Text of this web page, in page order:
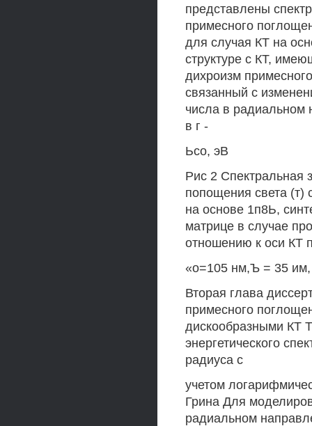
представлены
примесного
для случая КТ на
структуре с КТ,
дихроизм
связанный с
числа в радиальном
в г -
Ьсо, эВ
Рис 2 Спектральная
попощения света
на основе 1п8Ь,
матрице в случае
отношению к оси КТ
«о=105 нм,Ъ = 35
Вторая глава
примесного
дискообразными КТ
энергетического
радиуса с
учетом
Грина Для
радиальном